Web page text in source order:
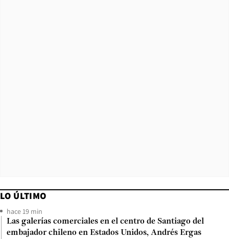
LO ÚLTIMO
hace 19 min
Las galerías comerciales en el centro de Santiago del
embajador chileno en Estados Unidos, Andrés Ergas